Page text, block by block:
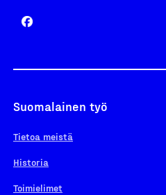
Suomalainen työ
Tietoa meistä
Historia
Toimielimet